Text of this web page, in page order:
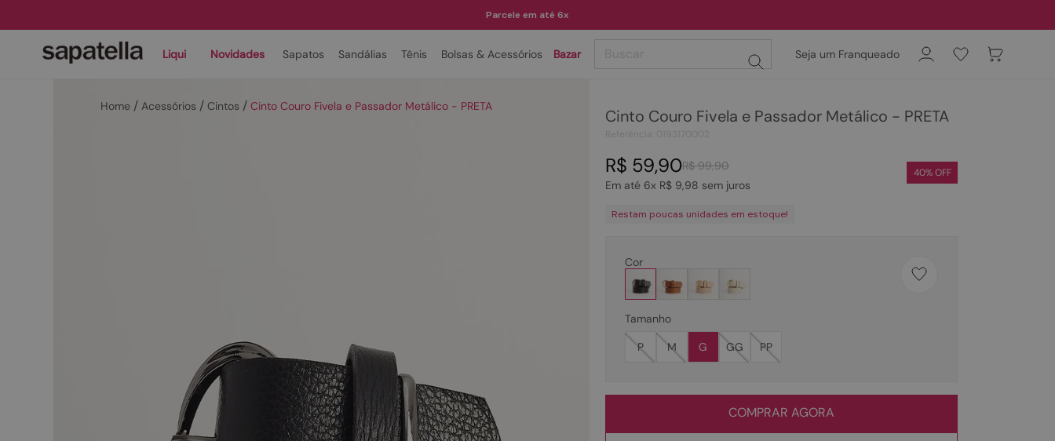
Parcele em até 6x
Liqui Novidades Sapatos Sandálias Tênis Bolsas & Acessórios Bazar Seja um Franqueado
Acessórios Cintos Cinto Couro Fivela e Passador Metálico - PRETA Cinto Couro Fivela e Passador Metálico - PRETA
R$ 99,90
R$ 59,90
Em até 6x R$ 9,98 sem juros
40% OFF
Restam poucas unidades em estoque!
Cor
Tamanho
P
M G GG PP
COMPRAR AGORA